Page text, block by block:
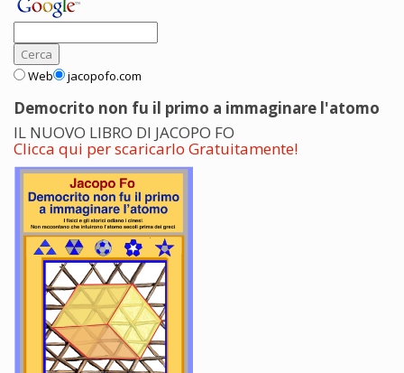
Web jacopofo.com
Democrito non fu il primo a immaginare l'atomo
IL NUOVO LIBRO DI JACOPO FO
Clicca qui per scaricarlo Gratuitamente!